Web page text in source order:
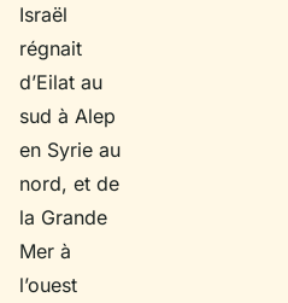
Israël
régnait
d’Eilat au
sud à Alep
en Syrie au
nord, et de
la Grande
Mer à
l’ouest